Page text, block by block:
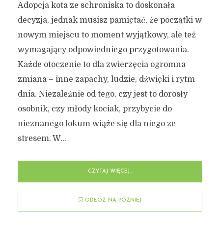
Adopcja kota ze schroniska to doskonała
decyzja, jednak musisz pamiętać, że początki w
nowym miejscu to moment wyjątkowy, ale też
wymagający odpowiedniego przygotowania.
Każde otoczenie to dla zwierzęcia ogromna
zmiana – inne zapachy, ludzie, dźwięki i rytm
dnia. Niezależnie od tego, czy jest to dorosły
osobnik, czy młody kociak, przybycie do
nieznanego lokum wiąże się dla niego ze
stresem. W...
CZYTAJ WIĘCEJ...
ODŁÓŻ NA PÓŹNIEJ